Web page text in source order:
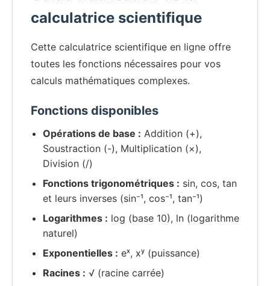
calculatrice scientifique
Cette calculatrice scientifique en ligne offre
toutes les fonctions nécessaires pour vos
calculs mathématiques complexes.
Fonctions disponibles
Opérations de base : Addition (+),
Soustraction (-), Multiplication (×),
Division (/)
Fonctions trigonométriques : sin, cos, tan
et leurs inverses (sin⁻¹, cos⁻¹, tan⁻¹)
Logarithmes : log (base 10), ln (logarithme
naturel)
Exponentielles : eˣ, xʸ (puissance)
Racines : √ (racine carrée)